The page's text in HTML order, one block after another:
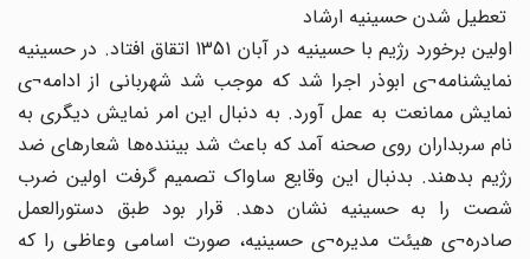
تعطیل شدن حسینیه ارشاد
اولین برخورد رژیم با حسینیه در آبان 1351 اتقاق افتاد. در حسینیه
نمایشنامه¬ی ابوذر اجرا شد که موجب شد شهربانی از ادامه¬ی
نمایش ممانعت به عمل آورد. به دنبال این امر نمایش دیگری به
نام سربداران روی صحنه آمد که باعث شد بیننده‌ها شعارهای ضد
رژیم بدهند. بدنبال این وقایع ساواک تصمیم گرفت اولین ضرب
شصت را به حسینیه نشان دهد. قرار بود طبق دستورالعمل
صادره¬ی هیئت مدیره¬ی حسینیه، صورت اسامی وعاظی را که